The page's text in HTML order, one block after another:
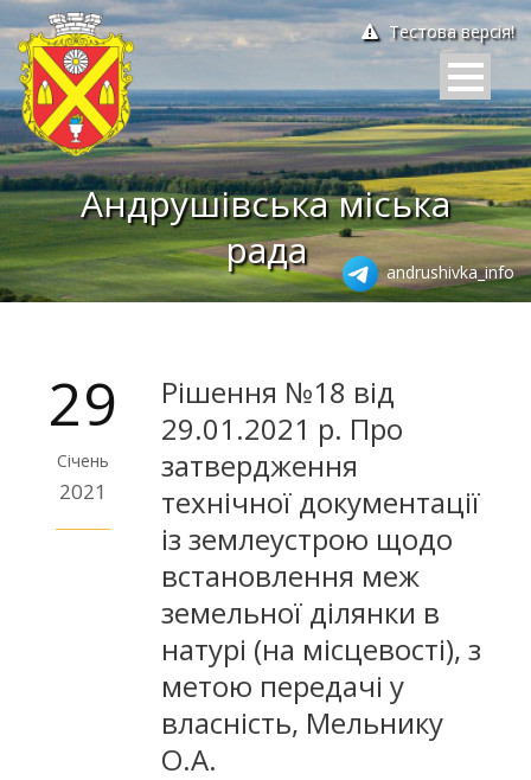
Тестова версія!
Андрушівська міська
рада
andrushivka_info
29
Січень
2021
Рішення №18 від
29.01.2021 р. Про
затвердження
технічної документації
із землеустрою щодо
встановлення меж
земельної ділянки в
натурі (на місцевості), з
метою передачі у
власність, Мельнику
О.А.